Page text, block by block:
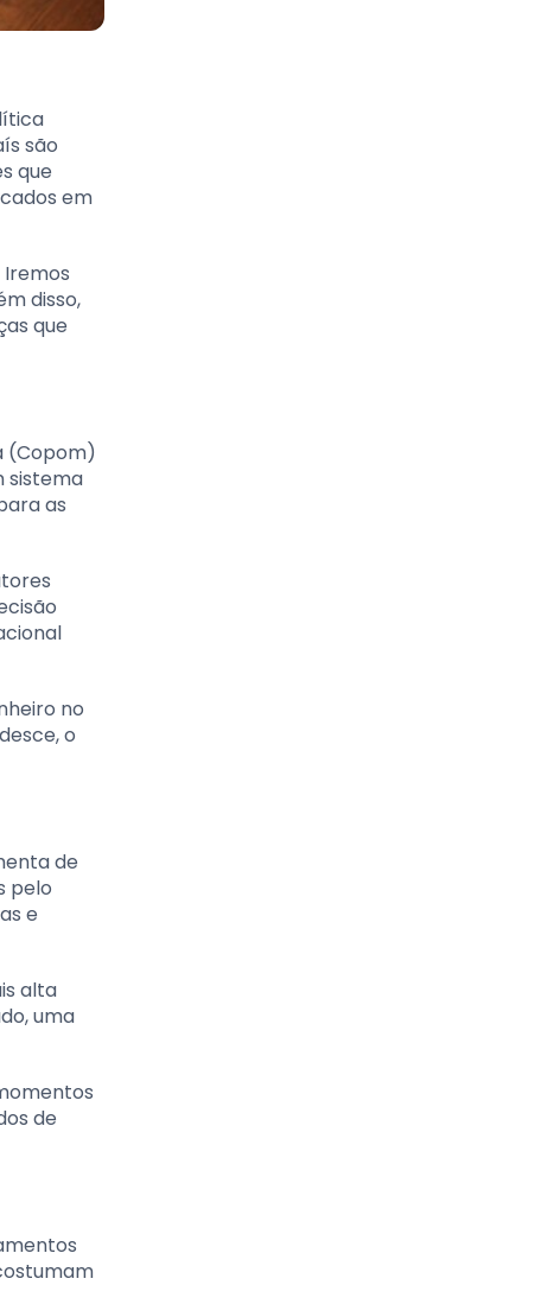
são
que
em
disso,
que
(Copom)
sistema
as
no
o
de
pelo
e
alta
uma
de